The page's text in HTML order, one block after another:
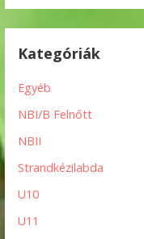
Kategóriák
Egyéb
NBI/B Felnőtt
NBII
Strandkézilabda
U10
U11